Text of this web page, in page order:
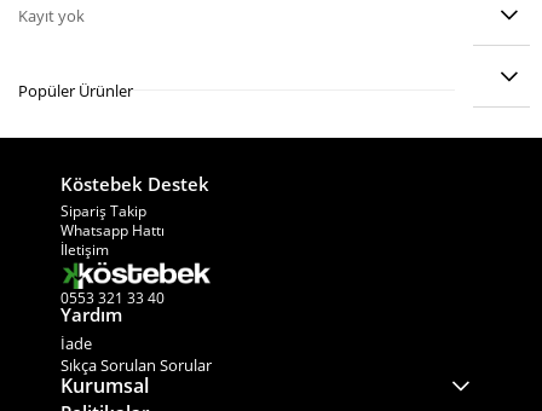
ÖDEME SEÇENEKLERI
Köstebek Destek
Sipariş Takip
Whatsapp Hattı
İletişim
0553 321 33 40
Yardım
İade
Sıkça Sorulan Sorular
Kurumsal
Kayıt yok
Popüler Ürünler